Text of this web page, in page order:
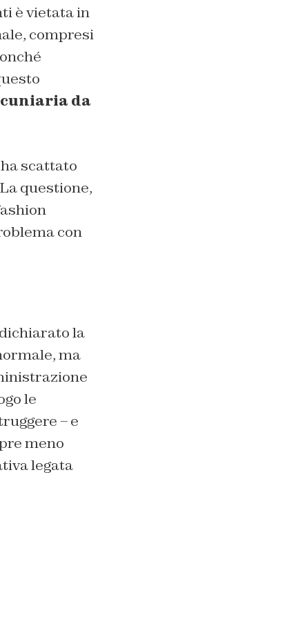
è vietata in
compresi
da
scattato
questione,
con
la
ma
le
– e
meno
legata